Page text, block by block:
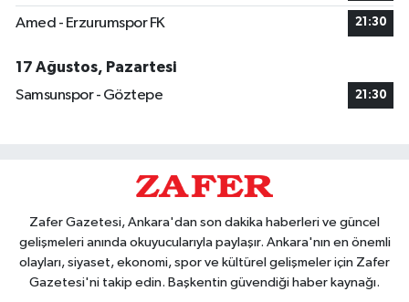
Amed - Erzurumspor FK 21:30
17 Ağustos, Pazartesi
Samsunspor - Göztepe
21:30
Zafer Gazetesi, Ankara'dan son dakika haberleri ve güncel
gelişmeleri anında okuyucularıyla paylaşır. Ankara'nın en önemli
olayları, siyaset, ekonomi, spor ve kültürel gelişmeler için Zafer
Gazetesi'ni takip edin. Başkentin güvendiği haber kaynağı.